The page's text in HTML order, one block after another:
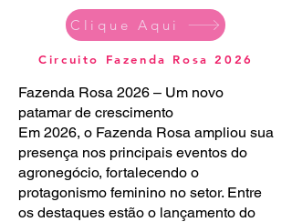
Clique Aqui
Circuito Fazenda Rosa 2026
Fazenda Rosa 2026 – Um novo
patamar de crescimento
Em 2026, o Fazenda Rosa ampliou sua
presença nos principais eventos do
agronegócio, fortalecendo o
protagonismo feminino no setor. Entre
os destaques estão o lançamento do